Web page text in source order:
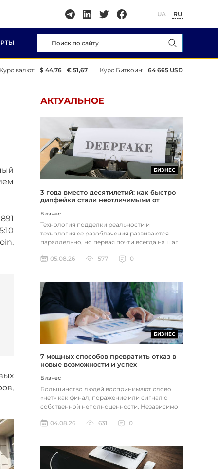
UA RU
Курс валют: $ 44,76 € 51,67 Курс Биткоин: 64 665 USD
АКТУАЛЬНОЕ
БИЗНЕС
3 года вместо десятилетий: как быстро
дипфейки стали неотличимыми от
Бизнес
Технология подделки реальности и
технология ее разоблачения развиваются
параллельно, но первая почти всегда на шаг
05.08.26
577 0
БИЗНЕС
7 мощных способов превратить отказ в
новые возможности и успех
Бизнес
Большинство людей воспринимают слово
«нет» как финал, поражение или сигнал о
собственной неполноценности. Независимо
04.08.26
631 0